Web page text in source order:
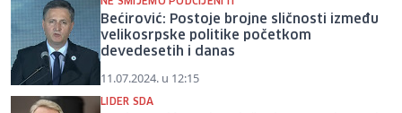
Bećirović: Postoje brojne sličnosti između
velikosrpske politike početkom
devedesetih i danas
11.07.2024. u 12:15
LIDER SDA